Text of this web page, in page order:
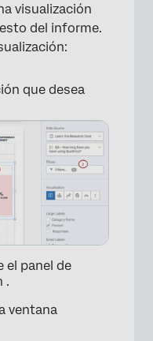
×
visualización
del informe.
que desea
el panel de
.
ventana